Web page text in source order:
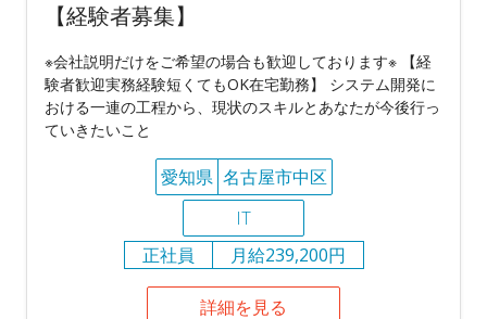
【経験者募集】
※会社説明だけをご希望の場合も歓迎しております※ 【経
験者歓迎実務経験短くてもOK在宅勤務】 システム開発に
おける一連の工程から、現状のスキルとあなたが今後行っ
ていきたいこと
愛知県 名古屋市中区
IT
正社員
月給239,200円
詳細を見る